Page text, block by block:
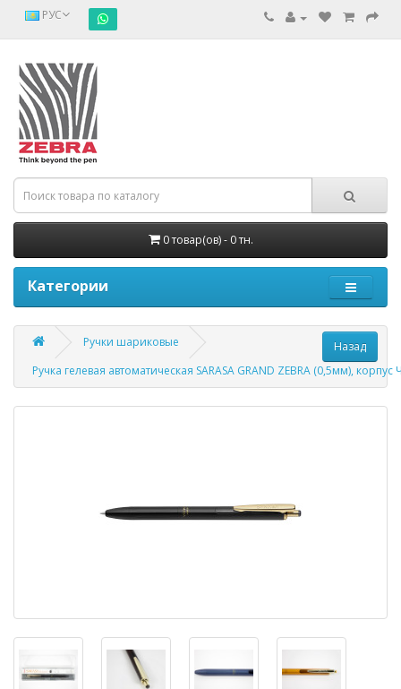
РУС
0 товар(ов) - 0 тн.
Категории
Ручки шариковые
Ручка гелевая автоматическая SARASA GRAND ZEBRA (0,5мм),